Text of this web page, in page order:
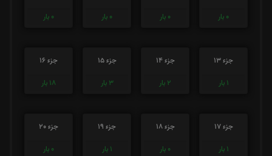
0 بار
0 بار
0 بار
0 بار
جزء 13
1 بار
جزء 14
2 بار
جزء 15
3 بار
جزء 16
18 بار
جزء 17
1 بار
جزء 18
0 بار
جزء 19
1 بار
جزء 20
0 بار